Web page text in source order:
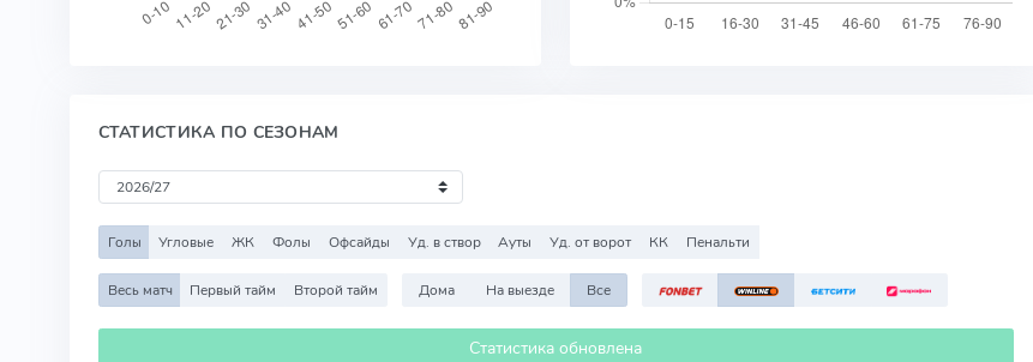
СТАТИСТИКА ПО СЕЗОНАМ
Голы Угловые ЖК Фолы Офсайды Уд. в створ Ауты Уд. от ворот КК Пенальти
Весь матч Первый тайм Второй тайм Дома На выезде Все
Статистика обновлена